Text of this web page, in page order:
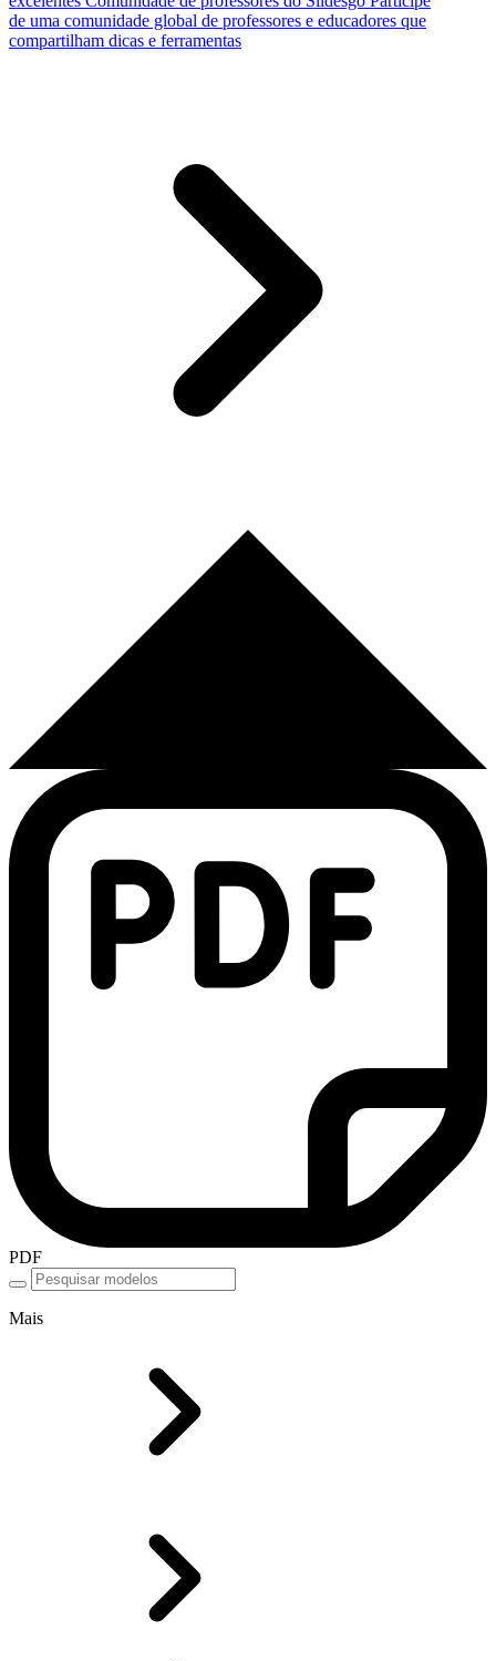
de uma comunidade global de professores e educadores que
compartilham dicas e ferramentas
PDF
Mais